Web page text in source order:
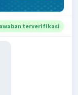
terverifikasi